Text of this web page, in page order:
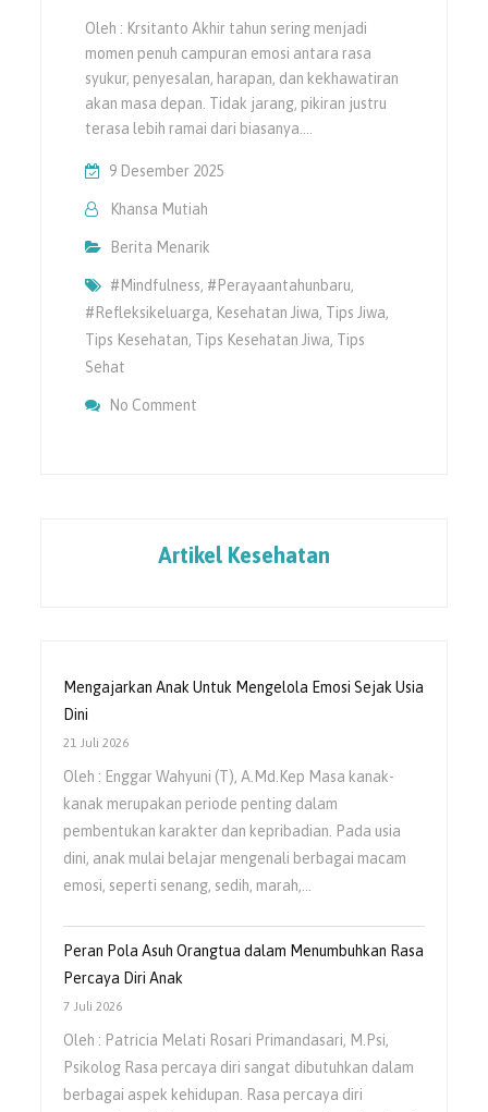
Oleh : Krsitanto Akhir tahun sering menjadi
momen penuh campuran emosi antara rasa
syukur, penyesalan, harapan, dan kekhawatiran
akan masa depan. Tidak jarang, pikiran justru
terasa lebih ramai dari biasanya.…
9 Desember 2025
Khansa Mutiah
Berita Menarik
#mindfulness, #perayaantahunbaru,
#refleksikeluarga, Kesehatan Jiwa, Tips Jiwa,
Tips Kesehatan, Tips Kesehatan Jiwa, Tips
Sehat
No Comment
Artikel Kesehatan
Mengajarkan Anak Untuk Mengelola Emosi Sejak Usia
Dini
21 Juli 2026
Oleh : Enggar Wahyuni (T), A.Md.Kep Masa kanak-
kanak merupakan periode penting dalam
pembentukan karakter dan kepribadian. Pada usia
dini, anak mulai belajar mengenali berbagai macam
emosi, seperti senang, sedih, marah,…
Peran Pola Asuh Orangtua dalam Menumbuhkan Rasa
Percaya Diri Anak
7 Juli 2026
Oleh : Patricia Melati Rosari Primandasari, M.Psi,
Psikolog Rasa percaya diri sangat dibutuhkan dalam
berbagai aspek kehidupan. Rasa percaya diri